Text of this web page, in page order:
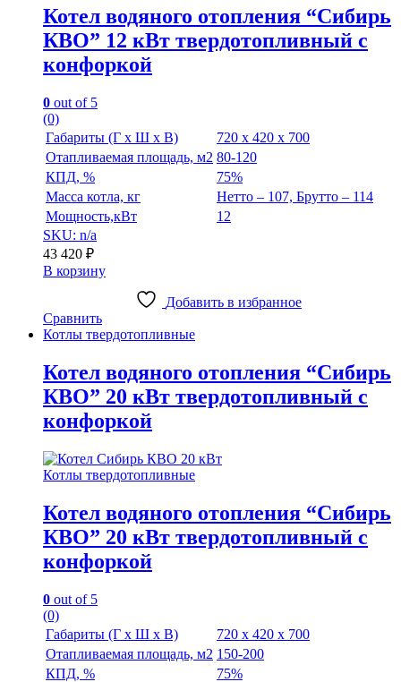
Котел водяного отопления “Сибирь
КВО” 12 кВт твердотопливный с
конфоркой
0 out of 5
(0)
Габариты (Г х Ш х В)
720 х 420 х 700
Отапливаемая площадь, м2 80-120
КПД, %
75%
Масса котла, кг
Нетто – 107, Брутто – 114
Мощность,кВт
12
SKU: n/a
43 420 ₽
В корзину
Добавить в избранное
Сравнить
Котлы твердотопливные
Котел водяного отопления “Сибирь
КВО” 20 кВт твердотопливный с
конфоркой
Котлы твердотопливные
Котел водяного отопления “Сибирь
КВО” 20 кВт твердотопливный с
конфоркой
0 out of 5
(0)
Габариты (Г х Ш х В)
720 х 420 х 700
Отапливаемая площадь, м2 150-200
КПД, %
75%